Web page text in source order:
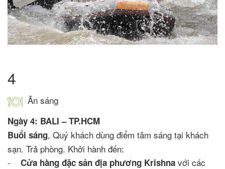
4
Ăn sáng
Ngày 4: BALI – TP.HCM
Buổi sáng, Quý khách dùng điểm tâm sáng tại khách
sạn. Trả phòng. Khởi hành đến:
- Cửa hàng đặc sản địa phương Krishna với các